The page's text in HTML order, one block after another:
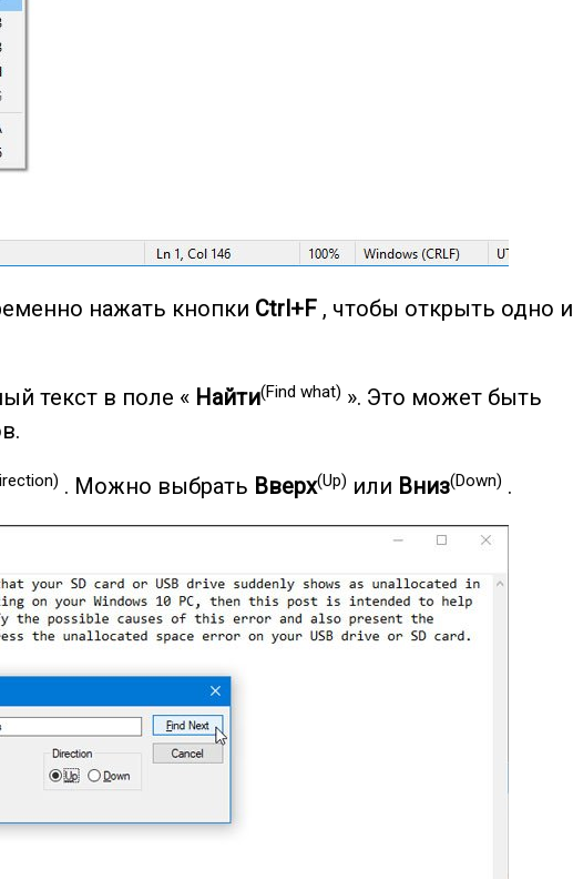
нажать кнопки Ctrl+F, чтобы открыть одно и
текст в поле « Найти(Find what) ». Это может быть
. Можно выбрать Вверх(Up) или Вниз(Down) .